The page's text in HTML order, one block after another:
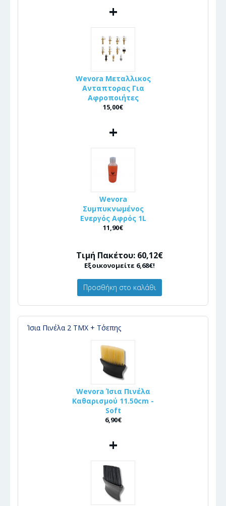
+
Wevora Μεταλλικος
Ανταπτορας Για
Αφροποιήτες
15,00€
+
Wevora
Συμπυκνωμένος
Ενεργός Αφρός 1L
11,90€
Τιμή Πακέτου: 60,12€
Εξοικονομείτε 6,68€!
Προσθήκη στο καλάθι
Ίσια Πινέλα 2 ΤΜΧ + Τ΄σεπης
Wevora Ίσια Πινέλα
Καθαρισμού 11.50cm -
Soft
6,90€
+